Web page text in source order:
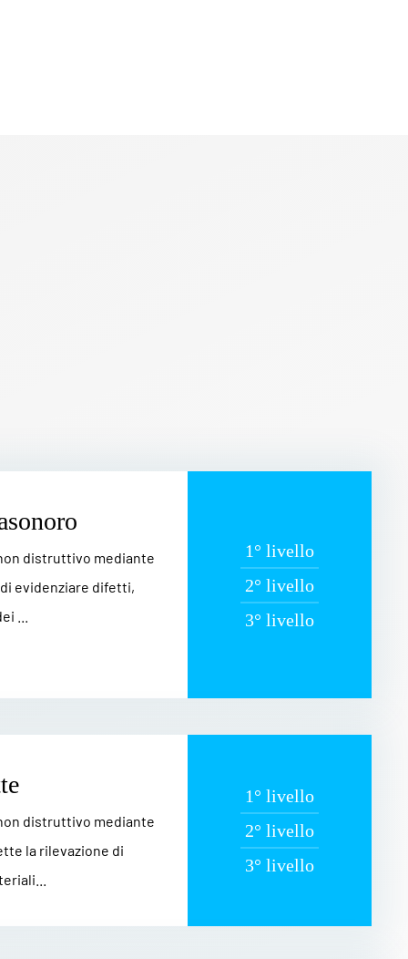
distruttivo mediante
evidenziare difetti,
...
1° livello
2° livello
3° livello
distruttivo mediante
la rilevazione di
1° livello
2° livello
3° livello